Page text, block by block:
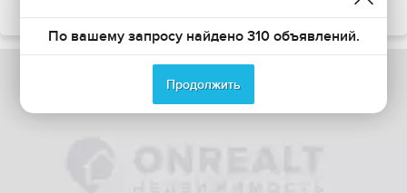
По вашему запросу найдено 310 объявлений.
Продолжить